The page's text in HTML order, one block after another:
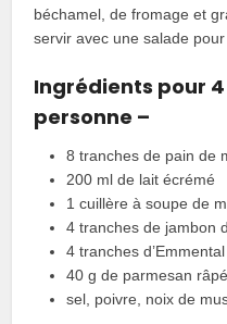
béchamel, de fromage et
servir avec une salade
Ingrédients pour 4
personne –
8 tranches de pain de
200 ml de lait écrémé
1 cuillère à soupe de
4 tranches de jambon
4 tranches
40 g de parmesan râpé
sel, poivre, noix de